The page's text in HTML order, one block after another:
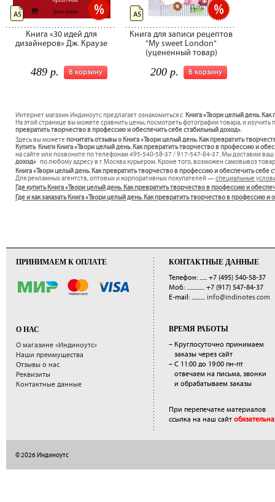
Книга «30 идей для
дизайнеров» Дж. Краузе
В корзину
489 р.
А5
Книга для записи рецептов
"My sweet London"
(уцененный товар)
В корзину
200 р.
А5
Интернет магазин Индиноутс предлагает ознакомиться с Книга «Твори целый день.
На этой странице вы можете сравнить цены, посмотреть фотографии товара, и
превратить творчество в профессию и обеспечить себе стабильный доход».
Здесь вы можете почитать отзывы о Книга «Твори целый день. Как превратить
Купить Книги Книга «Твори целый день. Как превратить творчество в профессию и
на сайте или позвоните по телефонам 495-540-58-37 / 917-547-84-37. Мы доставим
доход» по любому адресу в г. Москва курьером. Кроме того, возможен самовывоз
Книга «Твори целый день. Как превратить творчество в профессию и обеспечить себе
Для рекламных агентств, оптовых и корпоративных покупателей —специальные
Где купить Книга «Твори целый день. Как превратить творчество в профессию и
Где и как заказать Книга «Твори целый день. Как превратить творчество в
ПРИНИМАЕМ К ОПЛАТЕ
О НАС
О магазине «Индиноутс»
Наши преимущества
Отзывы о нас
Реквизиты
Контактные данные
КОНТАКТНЫЕ ДАННЫЕ
Телефон: ...... +7 (495) 540-58-37
Моб.: .............. +7 (917) 547-84-37
E-mail: ........... info@indinotes.com
ВРЕМЯ РАБОТЫ
– Круглосуточно принимаем
заказы через сайт
– С 11:00 до 19:00 пн-пт
отвечаем на письма, звонки
и обрабатываем заказы
При перепечатке материалов
ссылка на наш сайт обязательна.
© 2026 Индиноутс